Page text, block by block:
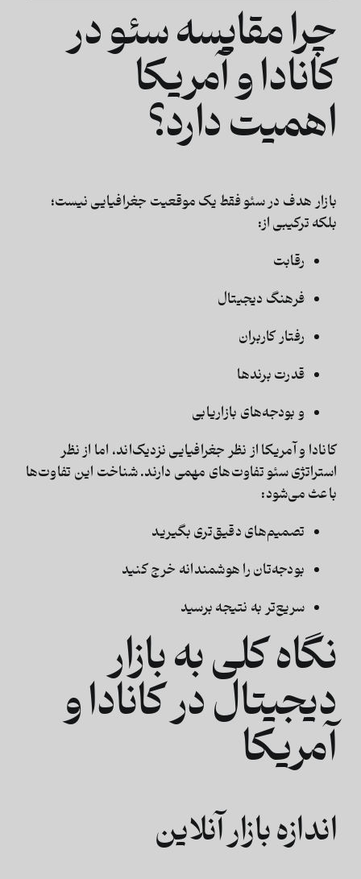
چرا مقایسه سئو در
کانادا و آمریکا
اهمیت دارد؟
بازار هدف در سئو فقط یک موقعیت جغرافیایی نیست؛
بلکه ترکیبی از:
رقابت
فرهنگ دیجیتال
رفتار کاربران
قدرت برندها
و بودجه‌های بازاریابی
کانادا و آمریکا از نظر جغرافیایی نزدیک‌اند، اما از نظر
استراتژی سئوتفاوت‌های مهمی دارند. شناخت این تفاوت‌ها
باعث می‌شود:
تصمیم‌های دقیق‌تری بگیرید
بودجه‌تان را هوشمندانه خرج کنید
سریع‌تر به نتیجه برسید
نگاه کلی به بازار
دیجیتال در کانادا و
آمریکا
اندازه بازار آنلاین